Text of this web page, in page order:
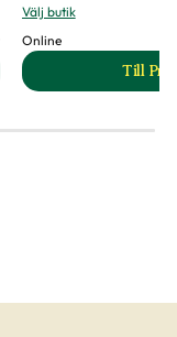
Välj butik
Online
Till